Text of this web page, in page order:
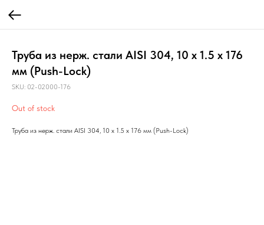
Труба из нерж. стали AISI 304, 10 x 1.5 x 176
мм (Push-Lock)
SKU: 02-02000-176
Out of stock
Труба из нерж. стали AISI 304, 10 x 1.5 x 176 мм (Push-Lock)